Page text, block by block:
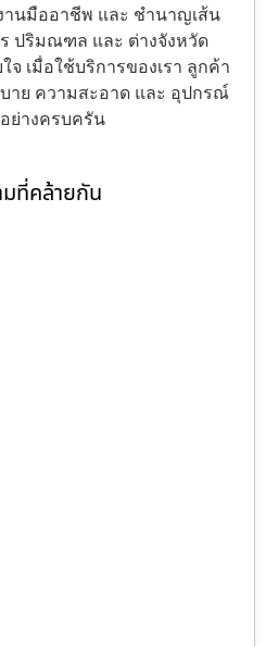
านมืออาชีพ และ ชำนาญเส้น
ปริมณฑล และ ต่างจังหวัด
เมื่อใช้บริการของเรา ลูกค้า
าย ความสะอาด และ อุปกรณ์
ย่างครบครัน
ที่คล้ายกัน